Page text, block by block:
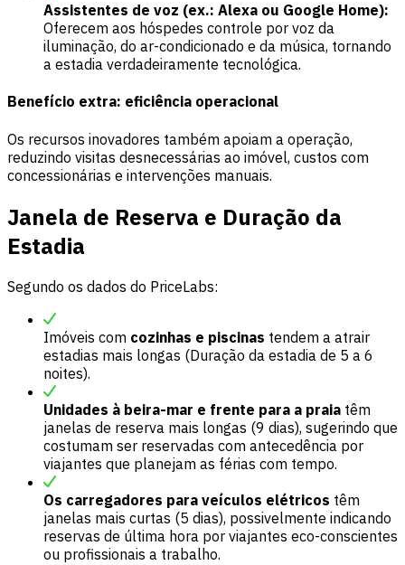
Assistentes de voz (ex.: Alexa ou Google Home):
Oferecem aos hóspedes controle por voz da
iluminação, do ar-condicionado e da música, tornando
a estadia verdadeiramente tecnológica.
Benefício extra: eficiência operacional
Os recursos inovadores também apoiam a operação,
reduzindo visitas desnecessárias ao imóvel, custos com
concessionárias e intervenções manuais.
Janela de Reserva e Duração da
Estadia
Segundo os dados do PriceLabs:
Imóveis com cozinhas e piscinas tendem a atrair
estadias mais longas (Duração da estadia de 5 a 6
noites).
Unidades à beira-mar e frente para a praia têm
janelas de reserva mais longas (9 dias), sugerindo que
costumam ser reservadas com antecedência por
viajantes que planejam as férias com tempo.
Os carregadores para veículos elétricos têm
janelas mais curtas (5 dias), possivelmente indicando
reservas de última hora por viajantes eco-conscientes
ou profissionais a trabalho.